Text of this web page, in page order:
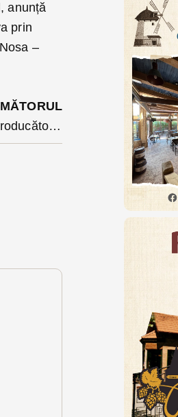
anunță
prin
–
Șase companii din Bistrița sunt în Top 20 al producătorilor de cablu din România